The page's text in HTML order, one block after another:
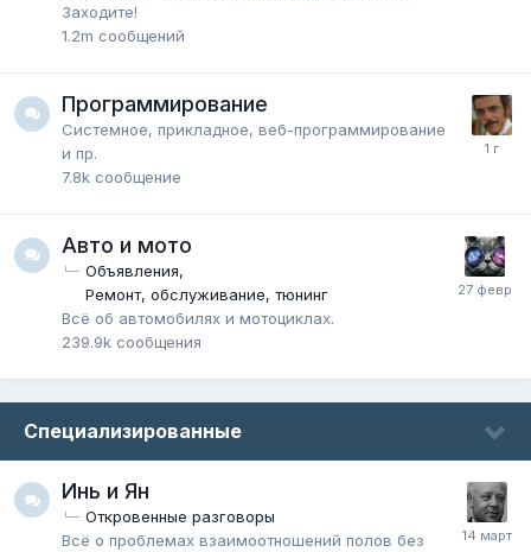
Заходите!
1.2m сообщений
Программирование
Системное, прикладное, веб-программирование
и пр.
7.8k сообщение
Авто и мото
Объявления
Ремонт, обслуживание, тюнинг
Всё об автомобилях и мотоциклах.
239.9k сообщения
Специализированные
Инь и Ян
Откровенные разговоры
Всё о проблемах взаимоотношений полов без